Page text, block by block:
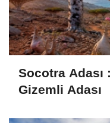
Socotra Adası
Gizemli Adası